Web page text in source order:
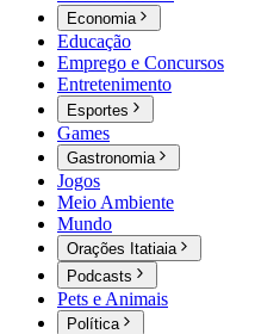
Economia
Educação
Emprego e Concursos
Entretenimento
Esportes
Games
Gastronomia
Jogos
Meio Ambiente
Mundo
Orações Itatiaia
Podcasts
Pets e Animais
Política